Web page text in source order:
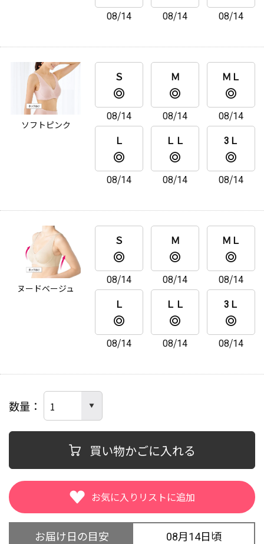
08/14 08/14 08/14
ソフトピンク
Ｓ
08/14
Ｍ
08/14
ＭＬ
08/14
Ｌ
08/14
ＬＬ
08/14
3Ｌ
08/14
ヌードベージュ
Ｓ
08/14
Ｍ
08/14
ＭＬ
08/14
Ｌ
08/14
ＬＬ
08/14
3Ｌ
08/14
数量
買い物かごに入れる
お届け日の目安 08月14日頃